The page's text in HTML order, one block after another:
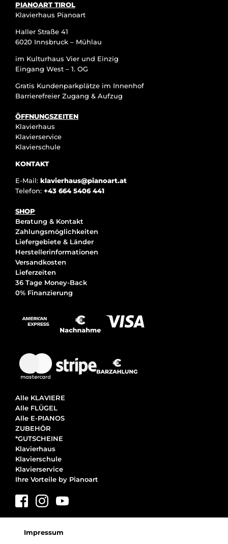
PIANOART TIROL
Klavierhaus Pianoart
Haller Straße 41
6020 Innsbruck – Mühlau
im Kulturhaus Vier und Einzig
Eingang West – 1. OG
Gratis Kundenparkplätze im Innenhof
Barrierefreier Zugang & Aufzug
ÖFFNUNGSZEITEN
Klavierhaus
Klavierservice
Klavierschule
KONTAKT
E-Mail: klavierhaus@pianoart.at
Telefon: +43 664 5406 441
SHOP
Beratung & Kontakt
Zahlungsmöglichkeiten
Liefergebiete & Länder
Herstellerinformationen
Versandkosten
Lieferzeiten
36 Tage Money-Back
0% Finanzierung
Alle KLAVIERE
Alle FLÜGEL
Alle E-PIANOS
ZUBEHÖR
*GUTSCHEINE
Klavierhaus
Klavierschule
Klavierservice
Ihre Vorteile by Pianoart
Impressum